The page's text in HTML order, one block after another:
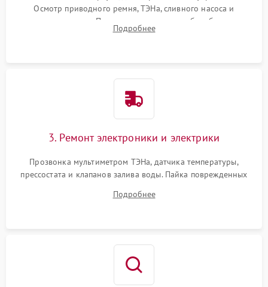
Осмотр приводного ремня, ТЭНа, сливного насоса и
амортизаторов. Проверка подшипников барабана и
крестовины на износ, а манжеты люка на разрывы.
Подробнее
3. Ремонт электроники и электрики
Прозвонка мультиметром ТЭНа, датчика температуры,
прессостата и клапанов залива воды. Пайка поврежденных
Восстановление целостности проводки и контактов.
Подробнее